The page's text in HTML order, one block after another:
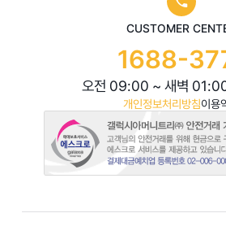
CUSTOMER
1688-
오전 09:00 ~ 새벽
개인정보처리방침이용